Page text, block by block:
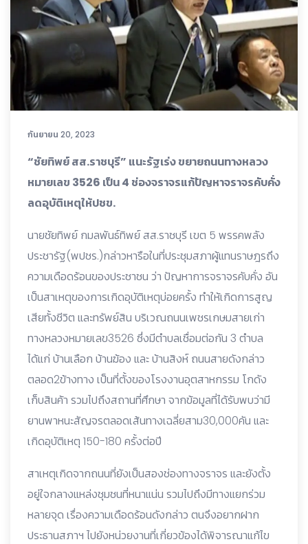
กันยายน 20, 2023
“ชัยทิพย์ สส.ราชบุรี” แนะรัฐเร่ง ขยายถนนทางหลวง
หมายเลข 3526 เป็น 4 ช่องจราจรแก้ปัญหาจราจรคับคั่ง
ลดอุบัติเหตุให้ปชข.
นายชัยทิพย์ กมลพันธ์ทิพย์ สส.ราชบุรี เขต 5 พรรคพลัง
ประชารัฐ(พปชร.)กล่าวหารือในที่ประชุมสภาผู้แทนราษฎรถึง
ความเดือดร้อนของประชาชน ว่า ปัญหาการจราจรคับคั่ง อัน
เป็นสาเหตุของการเกิดอุบัติเหตุบ่อยครั้ง ทำให้เกิดการสูญ
เสียทั้งชีวิต และทรัพย์สิน บริเวณถนนเพชรเกษมสายเก่า
ทางหลวงหมายเลข3526 ซึ่งมีตำบลเชื่อมต่อกัน 3 ตำบล
ได้แก่ บ้านเลือก บ้านฆ้อง และ บ้านสิงห์ ถนนสายดังกล่าว
ตลอด2ข้างทาง เป็นที่ตั้งของโรงงานอุตสาหกรรม โกดัง
เก็บสินค้า รวมไปถึงสถานที่ศึกษา จากข้อมูลที่ได้รับพบว่ามี
ยานพาหนะสัญจรตลอดเส้นทางเฉลี่ยสาม30,000คัน และ
เกิดอุบัติเหตุ 150-180 ครั้งต่อปี
สาเหตุเกิดจากถนนที่ยังเป็นสองช่องทางจราจร และยังตั้ง
อยู่ใจกลางแหล่งชุมชนที่หนาแน่น รวมไปถึงมีทางแยกร่วม
หลายจุด เรื่องความเดือดร้อนดังกล่าว ตนจึงอยากฝาก
ประธานสภาฯ ไปยังหน่วยงานที่เกี่ยวข้องได้พิจารณาแก้ไข